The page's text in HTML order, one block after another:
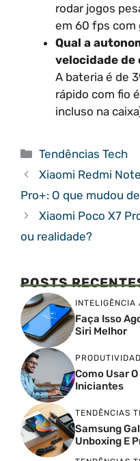
rodar jogos
em 60 fps com
Qual a
velocidade
A bateria é de
rápido com fio
incluso na
Categorias
Tendências Tech
Xiaomi Redmi
Pro+: O que mudou
Xiaomi Poco X7
ou realidade?
POSTS
INTELIGÊNCIA
Faça Isso
Siri Melhor
Como Usar
Iniciantes
TENDÊNCIAS
Samsung
Unboxing E